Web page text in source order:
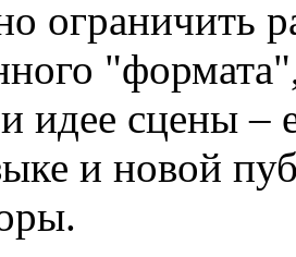
ограничить
идее сцены –
и новой